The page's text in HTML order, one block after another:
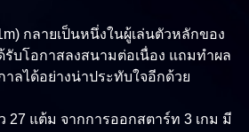
กลายเป็นหนึ่งในผู้เล่นตัวหลักของ
รับโอกาสลงสนามต่อเนื่อง แถมทำผล
ลได้อย่างน่าประทับใจอีกด้วย
27 แต้ม จากการออกสตาร์ท 3 เกม มี